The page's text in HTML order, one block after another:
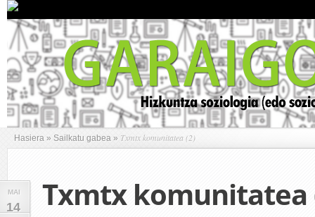
Hasiera » Sailkatu gabea » Txmtx komunitatea (2)
MAI
14
Txmtx komunitatea